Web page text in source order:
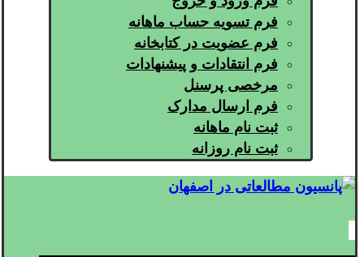
فرم تسویه حساب ماهانه
فرم عضویت در کتابخانه
فرم انتقادات و پیشنهادات
مرخصی پرسنل
فرم ارسال مدارک
ثبت نام ماهانه
ثبت نام روزانه